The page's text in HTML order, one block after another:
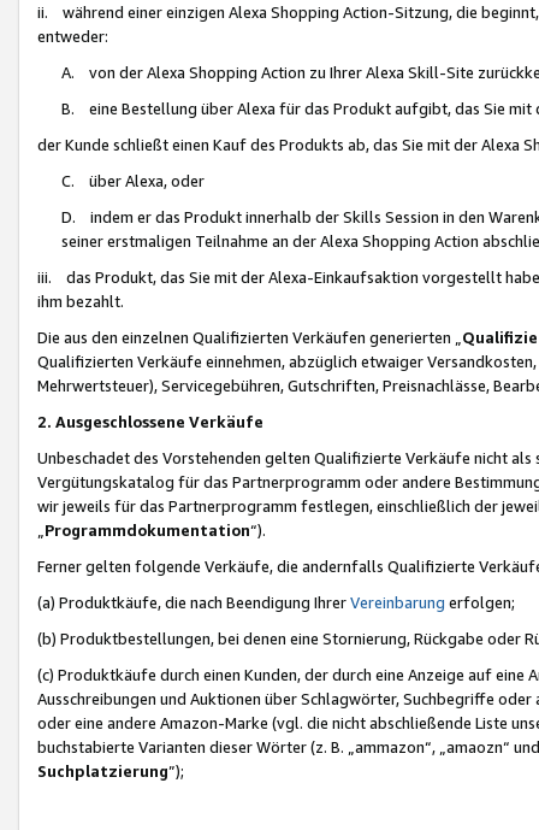
ii. während einer einzigen Alexa Shopping Action-Sitzung, die
entweder:
A. von der Alexa Shopping Action zu Ihrer Alexa Skill-Site
B. eine Bestellung über Alexa für das Produkt aufgibt, das Sie mit
der Kunde schließt einen Kauf des Produkts ab, das Sie mit der Alexa
C. über Alexa, oder
D. indem er das Produkt innerhalb der Skills Session in den
seiner erstmaligen Teilnahme an der Alexa Shopping Action
iii. das Produkt, das Sie mit der Alexa-Einkaufsaktion vorgestellt
ihm bezahlt.
Die aus den einzelnen Qualifizierten Verkäufen generierten „
Qualifizierten Verkäufe einnehmen, abzüglich etwaiger
Mehrwertsteuer), Servicegebühren, Gutschriften, Preisnachlässe,
2. Ausgeschlossene Verkäufe
Unbeschadet des Vorstehenden gelten Qualifizierte Verkäufe nicht
Vergütungskatalog für das Partnerprogramm oder andere
wir jeweils für das Partnerprogramm festlegen, einschließlich der
Programmdokumentation“).
Ferner gelten folgende Verkäufe, die andernfalls Qualifizierte
(a) Produktkäufe, die nach Beendigung IhrerVereinbarung erfolgen;
(b) Produktbestellungen, bei denen eine Stornierung, Rückgabe oder
(c) Produktkäufe durch einen Kunden, der durch eine Anzeige auf
Ausschreibungen und Auktionen über Schlagwörter, Suchbegriffe
oder eine andere Amazon-Marke (vgl. die nicht abschließende Liste
buchstabierte Varianten dieser Wörter (z. B. „ammazon“, „amaozn“
Suchplatzierung”);